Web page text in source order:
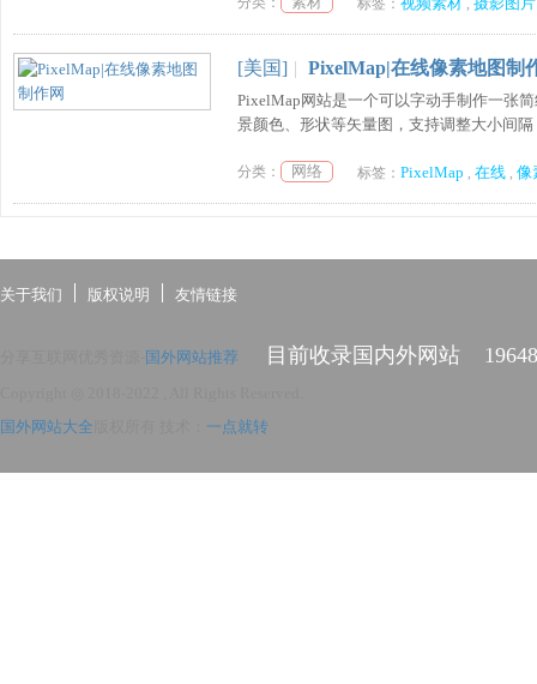
标签： ,
[美国] | PixelMap|在线像素地图制
PixelMap网站是一个可以字动手制作一张
景颜色、形状等矢量图，支持调整大小间
分类： 网络 标签： PixelMap , 在线 , 像
关于我们 版权说明 友情链接
国外网站推荐 目前收录国内外网站 19648
国外网站大全
一点就转